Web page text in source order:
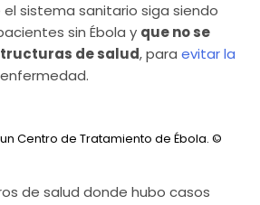
sistema sanitario siga siendo
sin Ébola y que no se
de salud, para evitar la
Centro de Tratamiento de Ébola. ©
de salud donde hubo casos